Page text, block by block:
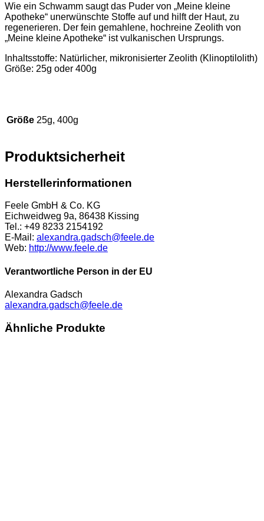
Wie ein Schwamm saugt das Puder von „Meine kleine
Apotheke“ unerwünschte Stoffe auf und hilft der Haut, zu
regenerieren. Der fein gemahlene, hochreine Zeolith von
„Meine kleine Apotheke“ ist vulkanischen Ursprungs.
Inhaltsstoffe: Natürlicher, mikronisierter Zeolith (Klinoptilolith)
Größe: 25g oder 400g
Größe 25g, 400g
Produktsicherheit
Herstellerinformationen
Feele GmbH & Co. KG
Eichweidweg 9a, 86438 Kissing
Tel.: +49 8233 2154192
E-Mail: alexandra.gadsch@feele.de
Web: http://www.feele.de
Verantwortliche Person in der EU
Alexandra Gadsch
alexandra.gadsch@feele.de
Ähnliche Produkte